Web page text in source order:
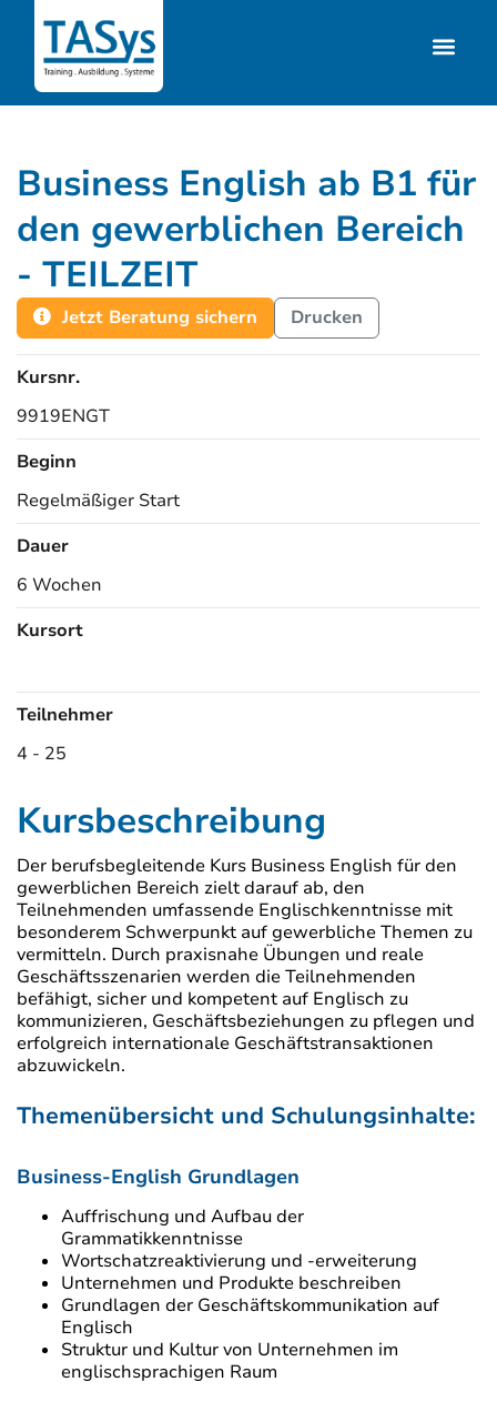
Business English ab B1 für
den gewerblichen Bereich
- TEILZEIT
Jetzt Beratung sichern Drucken
Kursnr.
9919ENGT
Beginn
Regelmäßiger Start
Dauer
6 Wochen
Kursort
Teilnehmer
4 - 25
Kursbeschreibung
Der berufsbegleitende Kurs Business English für den
gewerblichen Bereich zielt darauf ab, den
Teilnehmenden umfassende Englischkenntnisse mit
besonderem Schwerpunkt auf gewerbliche Themen zu
vermitteln. Durch praxisnahe Übungen und reale
Geschäftsszenarien werden die Teilnehmenden
befähigt, sicher und kompetent auf Englisch zu
kommunizieren, Geschäftsbeziehungen zu pflegen und
erfolgreich internationale Geschäftstransaktionen
abzuwickeln.
Themenübersicht und Schulungsinhalte:
Business-English Grundlagen
Auffrischung und Aufbau der
Grammatikkenntnisse
Wortschatzreaktivierung und -erweiterung
Unternehmen und Produkte beschreiben
Grundlagen der Geschäftskommunikation auf
Englisch
Struktur und Kultur von Unternehmen im
englischsprachigen Raum